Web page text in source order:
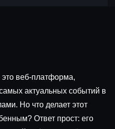
это веб-платформа,
актуальных событий в
Но что делает этот
Ответ прост: его